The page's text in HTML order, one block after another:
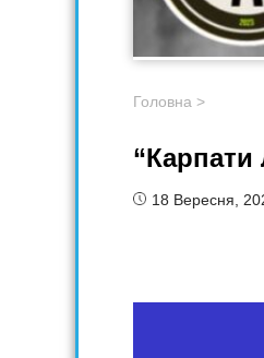
Головна >
“Карпати
18 Вересня,